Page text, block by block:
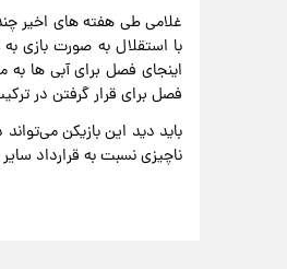
غلامی طی هفته های اخیر
با استقلال به صورت بازی
اینجای فصل برای آبی ها
فصل برای قرار گرفتن در
باید دید این بازیکن
ناچیزی نسبت به قرارداد